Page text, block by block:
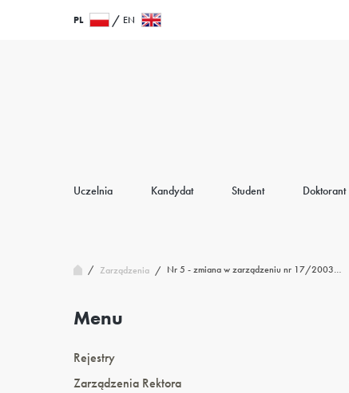
PL EN
Uczelnia Kandydat Student Doktorant
/ Zarządzenia / Nr 5 - zmiana w zarządzeniu nr 17/2003…
Menu
Rejestry
Zarządzenia Rektora